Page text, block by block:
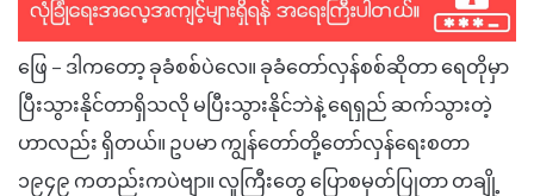
ဖြေ – ဒါကတော့ ခုခံစစ်ပဲလေ။ ခုခံတော်လှန်စစ်ဆိုတာ ရေတိုမှာ
ပြီးသွားနိုင်တာရှိသလို မပြီးသွားနိုင်ဘဲနဲ့ ရေရှည် ဆက်သွားတဲ့
ဟာလည်း ရှိတယ်။ ဥပမာ ကျွန်တော်တို့တော်လှန်ရေးစတာ
၁၉၄၉ ကတည်းကပဲဗျာ။ လူကြီးတွေ ပြောစမှတ်ပြုတာ တချို့